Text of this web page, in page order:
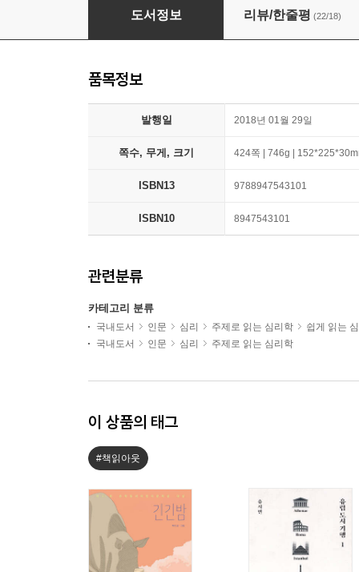
이 방에서 가장 지혜로운 사람
도서정보 리뷰/한줄평 (22/18)
품목정보
발행일 2018년 01월 29일
쪽수, 무게, 크기 424쪽 | 746g |
ISBN13 9788947543101
ISBN10 8947543101
관련분류
카테고리 분류
국내도서 인문 심리 주제로 읽는 심리학
쉽게 읽는
국내도서
인문 심리 주제로 읽는 심리학
이 상품의 태그
#책읽아웃